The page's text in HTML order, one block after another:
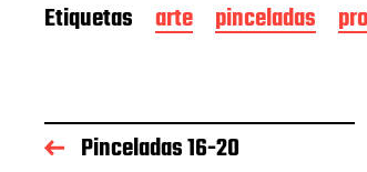
Etiquetas arte pinceladas
Pinceladas 16-20